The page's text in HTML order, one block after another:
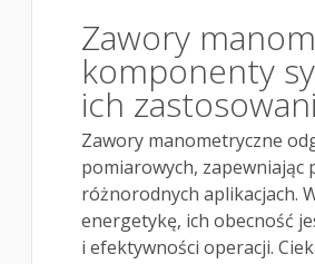
Zawory
komponenty
ich
Zawory manometryczne
pomiarowych,
różnorodnych aplikacjach.
energetykę, ich obecność
i efektywności operacji.